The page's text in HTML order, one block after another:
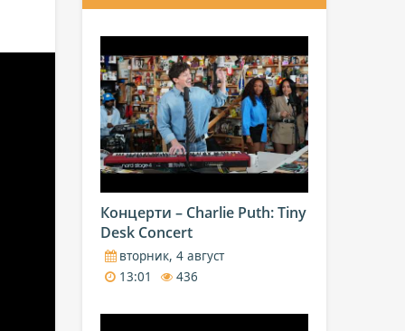
Концерти – Charlie Puth: Tiny
Desk Concert
вторник, 4 август
13:01
436